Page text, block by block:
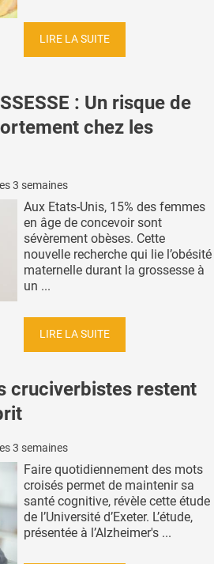
LIRE LA SUITE
: Un risque de
chez les
3 semaines
Aux Etats-Unis, 15% des femmes
en âge de concevoir sont
sévèrement obèses. Cette
nouvelle recherche qui lie l’obésité
maternelle durant la grossesse à
un ...
LIRE LA SUITE
cruciverbistes restent
3 semaines
Faire quotidiennement des mots
croisés permet de maintenir sa
santé cognitive, révèle cette étude
de l’Université d’Exeter. L’étude,
présentée à l’Alzheimer's ...